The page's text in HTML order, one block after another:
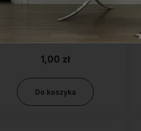
Próbka listwy przypodłogowej
1,00 zł
Do koszyka